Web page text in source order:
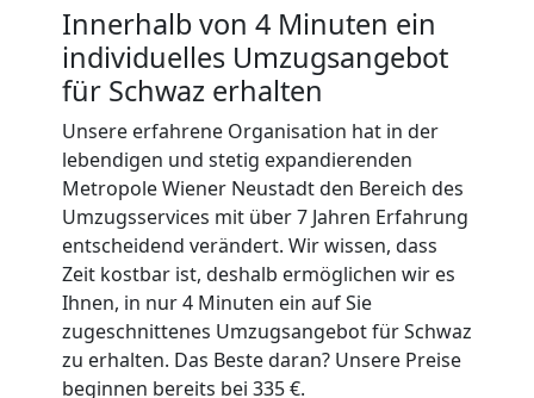
Innerhalb von 4 Minuten ein
individuelles Umzugsangebot
für Schwaz erhalten
Unsere erfahrene Organisation hat in der
lebendigen und stetig expandierenden
Metropole Wiener Neustadt den Bereich des
Umzugsservices mit über 7 Jahren Erfahrung
entscheidend verändert. Wir wissen, dass
Zeit kostbar ist, deshalb ermöglichen wir es
Ihnen, in nur 4 Minuten ein auf Sie
zugeschnittenes Umzugsangebot für Schwaz
zu erhalten. Das Beste daran? Unsere Preise
beginnen bereits bei 335 €.
Wiener
Neustadt
Expressumzug
Wiener
Neustadt